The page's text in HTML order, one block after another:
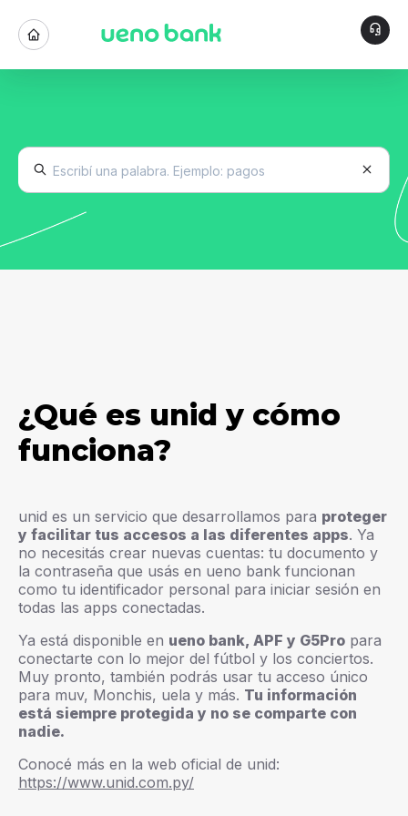
¿Qué es unid y cómo
funciona?
unid es un servicio que desarrollamos para proteger
y facilitar tus accesos a las diferentes apps. Ya
no necesitás crear nuevas cuentas: tu documento y
la contraseña que usás en ueno bank funcionan
como tu identificador personal para iniciar sesión en
todas las apps conectadas.
Ya está disponible en ueno bank, APF y G5Pro para
conectarte con lo mejor del fútbol y los conciertos.
Muy pronto, también podrás usar tu acceso único
para muv, Monchis, uela y más. Tu información
está siempre protegida y no se comparte con
nadie.
Conocé más en la web oficial de unid:
https://www.unid.com.py/